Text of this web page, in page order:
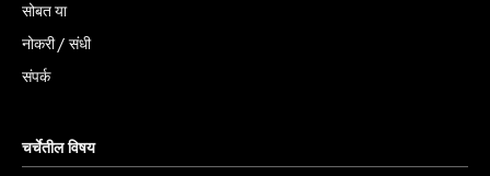
सोबत या
नोकरी / संधी
संपर्क
चर्चेतील विषय